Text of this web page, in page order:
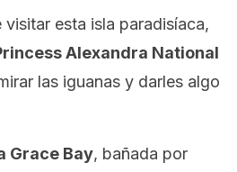
visitar esta isla paradisíaca,
Alexandra National
las iguanas y darles algo
Grace Bay, bañada por